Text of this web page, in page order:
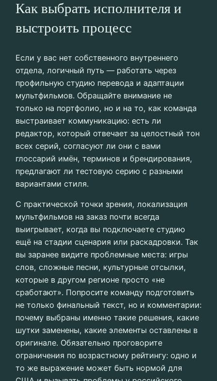
Как выбрать исполнителя и
выстроить процесс
Если у вас нет собственного внутреннего
отдела, логичный путь — работать через
профильную студию перевода и адаптации
мультфильмов. Обращайте внимание не
только на портфолио, но и на то, как команда
выстраивает коммуникацию: есть ли
редактор, который отвечает за целостный тон
всех серий, согласуют ли они с вами
глоссарий имён, терминов и брендирования,
предлагают ли тестовую серию с разными
вариантами стиля.
С практической точки зрения, локализация
мультфильмов на заказ почти всегда
выигрывает, когда вы подключаете студию
ещё на стадии сценария или раскадровки. Так
вы заранее видите проблемные места: игры
слов, сложные песни, культурные отсылки,
которые в другом регионе просто «не
сработают». Попросите команду подготовить
не только финальный текст, но и комментарии:
почему выбраны именно такие решения, какие
шутки заменены, какие элементы оставлены в
оригинале. Обязательно проговорите
ограничения по возрастному рейтингу: одно и
то же выражение может быть нормой для